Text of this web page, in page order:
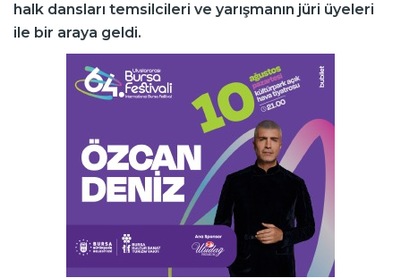
halk dansları temsilcileri ve yarışmanın jüri üyeleri
ile bir araya geldi.